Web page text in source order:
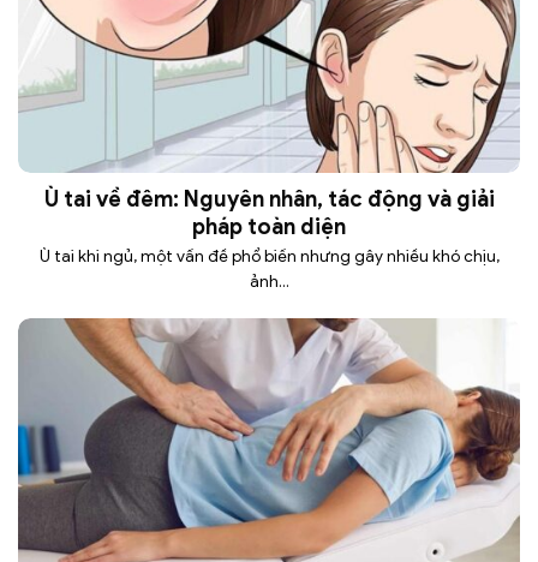
Ù tai về đêm: Nguyên nhân, tác động và giải
pháp toàn diện
Ù tai khi ngủ, một vấn đề phổ biến nhưng gây nhiều khó chịu,
ảnh...